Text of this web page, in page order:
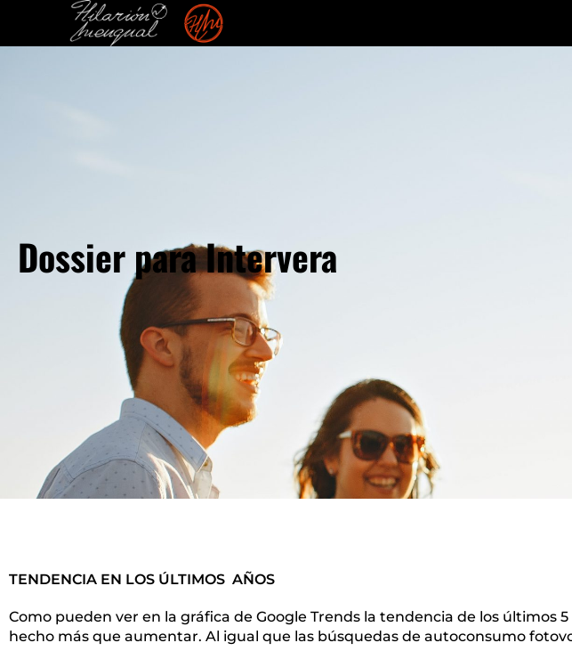
Dossier para Intervera
TENDENCIA EN LOS ÚLTIMOS AÑOS
Como pueden ver en la gráfica de Google Trends la tendencia de los últimos
hecho más que aumentar. Al igual que las búsquedas de autoconsumo